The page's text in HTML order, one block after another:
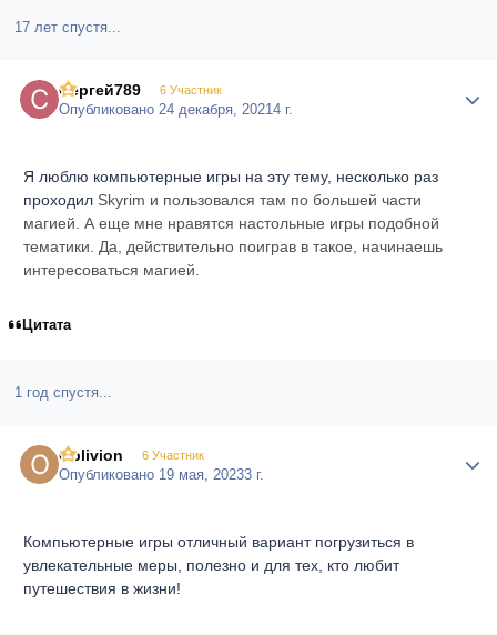
17 лет спустя...
Сергей789 6 Участник
Опубликовано24 декабря, 20214 г.
Я люблю компьютерные игры на эту тему, несколько раз
проходил Skyrim и пользовался там по большей части
магией. А еще мне нравятся настольные игры подобной
тематики. Да, действительно поиграв в такое, начинаешь
интересоваться магией.
Цитата
1 год спустя...
Oblivion 6 Участник
Опубликовано 19 мая, 20233 г.
Компьютерные игры отличный вариант погрузиться в
увлекательные меры, полезно и для тех, кто любит
путешествия в жизни!